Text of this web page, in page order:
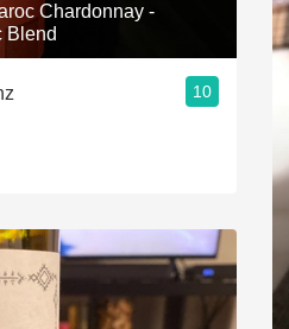
Chardonnay -
Blend
10